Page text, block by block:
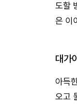
도할
은 이
대가
아득
오고